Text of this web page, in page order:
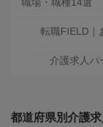
職場・職種14選
転職FIELD｜
介護求人パ
都道府県別介護求